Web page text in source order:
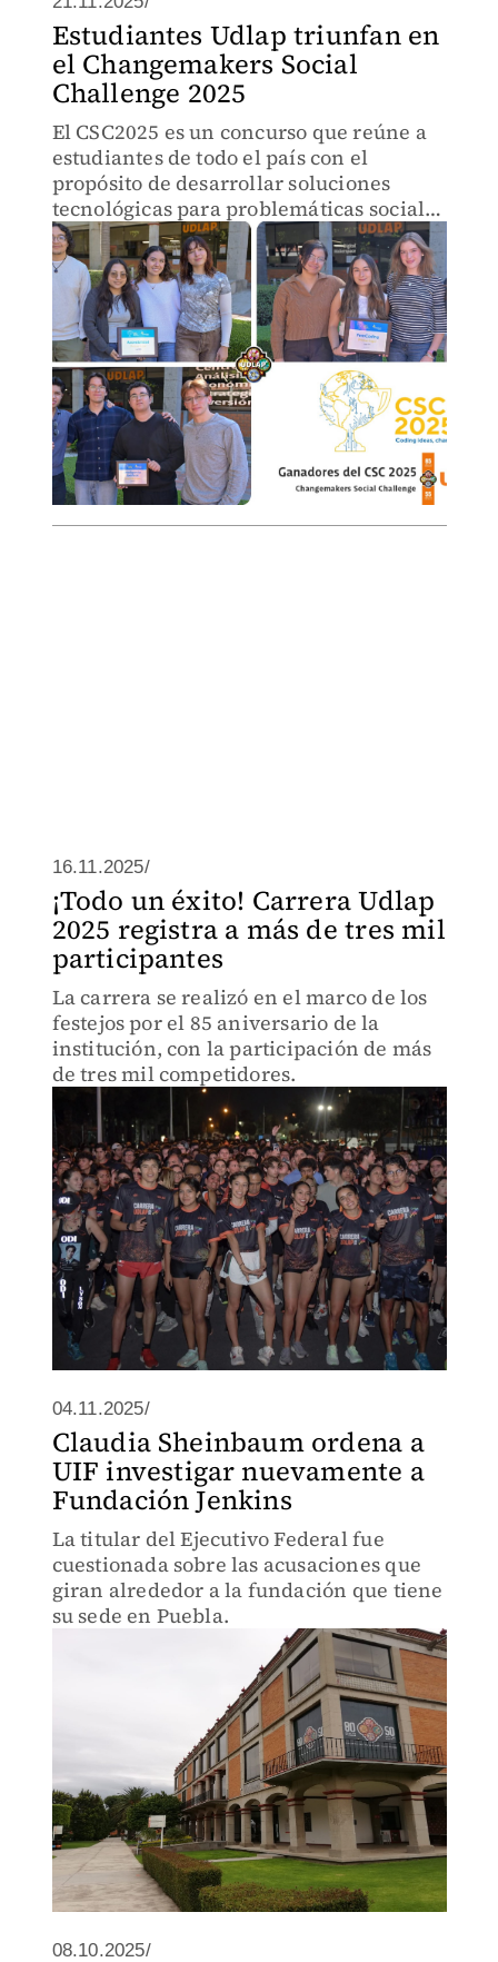
Estudiantes Udlap triunfan en
el Changemakers Social
Challenge 2025
El CSC2025 es un concurso que reúne a
estudiantes de todo el país con el
propósito de desarrollar soluciones
tecnológicas para problemáticas sociales
reales.
16.11.2025/
¡Todo un éxito! Carrera Udlap
2025 registra a más de tres mil
participantes
La carrera se realizó en el marco de los
festejos por el 85 aniversario de la
institución, con la participación de más
de tres mil competidores.
04.11.2025/
Claudia Sheinbaum ordena a
UIF investigar nuevamente a
Fundación Jenkins
La titular del Ejecutivo Federal fue
cuestionada sobre las acusaciones que
giran alrededor a la fundación que tiene
su sede en Puebla.
08.10.2025/